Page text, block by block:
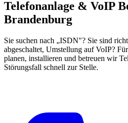
Telefonanlage & VoIP
Brandenburg
Sie suchen nach „ISDN"? Sie sind
abgeschaltet, Umstellung auf VoIP?
planen, installieren und betreuen wir
Störungsfall schnell zur Stelle.